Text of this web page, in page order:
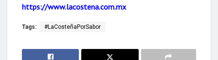
https://www.lacostena.com.mx
Tags: #LaCosteñaPorSabor